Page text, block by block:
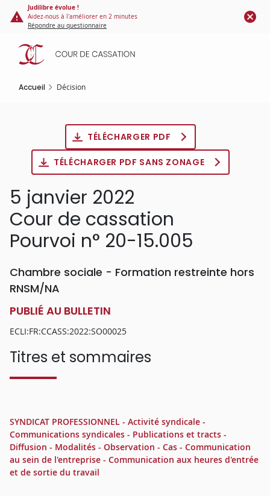
Panneau de gestion des cookies
contenu
principal
Judilibre évolue !
Aidez-nous à l'améliorer en 2 minutes
Répondre au questionnaire
Accueil Décision
TÉLÉCHARGER PDF
TÉLÉCHARGER PDF SANS ZONAGE
5 janvier 2022
Cour de cassation
Pourvoi n° 20-15.005
Chambre sociale - Formation restreinte hors
RNSM/NA
PUBLIÉ AU BULLETIN
ECLI:FR:CCASS:2022:SO00025
Titres et sommaires
SYNDICAT PROFESSIONNEL - Activité syndicale -
Communications syndicales - Publications et tracts -
Diffusion - Modalités - Observation - Cas - Communication
au sein de l'entreprise - Communication aux heures d'entrée
et de sortie du travail